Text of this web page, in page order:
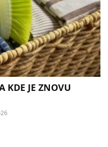
KDE JE ZNOVU